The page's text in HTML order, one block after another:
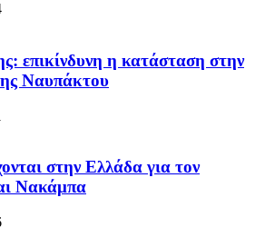
επικίνδυνη η κατάσταση στην
Ναυπάκτου
στην Ελλάδα για τον
Νακάμπα